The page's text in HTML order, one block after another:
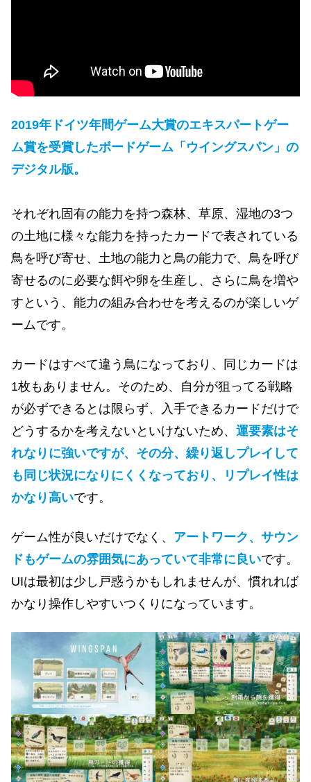
2019年 ドイツ年間ゲーム大賞のエキスパートゲー
ム賞を受賞したボードゲーム 「 ウイングスパン 」 の
デジタル版。
それぞれ固有の能力を持つ森林、草原、湿地の3つ
の土地に様々な能力を持った カードで表されている
鳥を呼び寄せ、土地の能力と鳥の能力で、鳥を呼び
寄せるのに必要な餌や卵を生産し、さらに鳥を増や
す という、 能力の組み合わせを考えるのが楽しいゲ
ームです。
カードはすべて違う鳥になっており、
同じカードは
1枚もありません。そのため、自分が狙ってる戦略
が必ずできるとは限らず、入手できるカードだけで
どうするかを考えないといけないため、 運要素はそ
れなりに強いですが、その分、繰り返しプレイして
も同じ状況になりにくくなっており、リプレイ性は
かなり高いです。
ゲーム性が良いだけでなく、 アートワーク、サウン
ドもゲームの雰囲気にあっていて非常に良いです。
UIは最初は少し戸惑うかもしれませんが、慣れれば
かなり操作しやすいつくりになっています。